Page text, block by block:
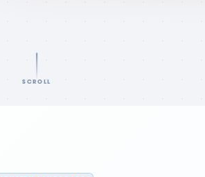
SCROLL